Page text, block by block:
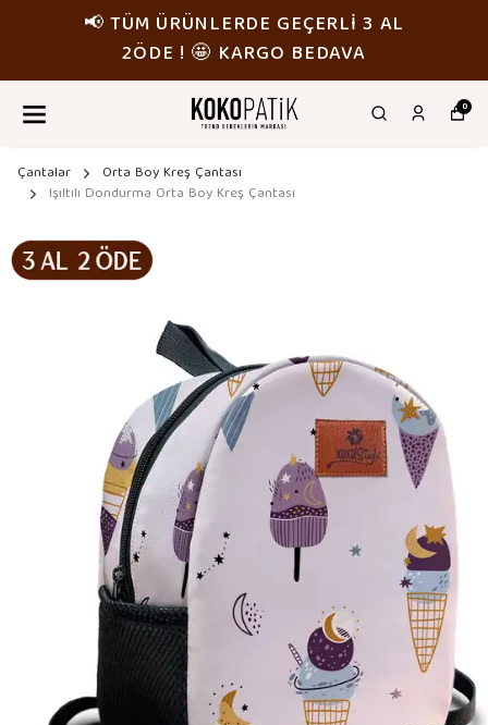
📢 TÜM ÜRÜNLERDE GEÇERLİ 3 AL
2ÖDE ! 🤩 KARGO BEDAVA
0
Çantalar
Orta Boy Kreş Çantası
Işıltılı Dondurma Orta Boy Kreş Çantası